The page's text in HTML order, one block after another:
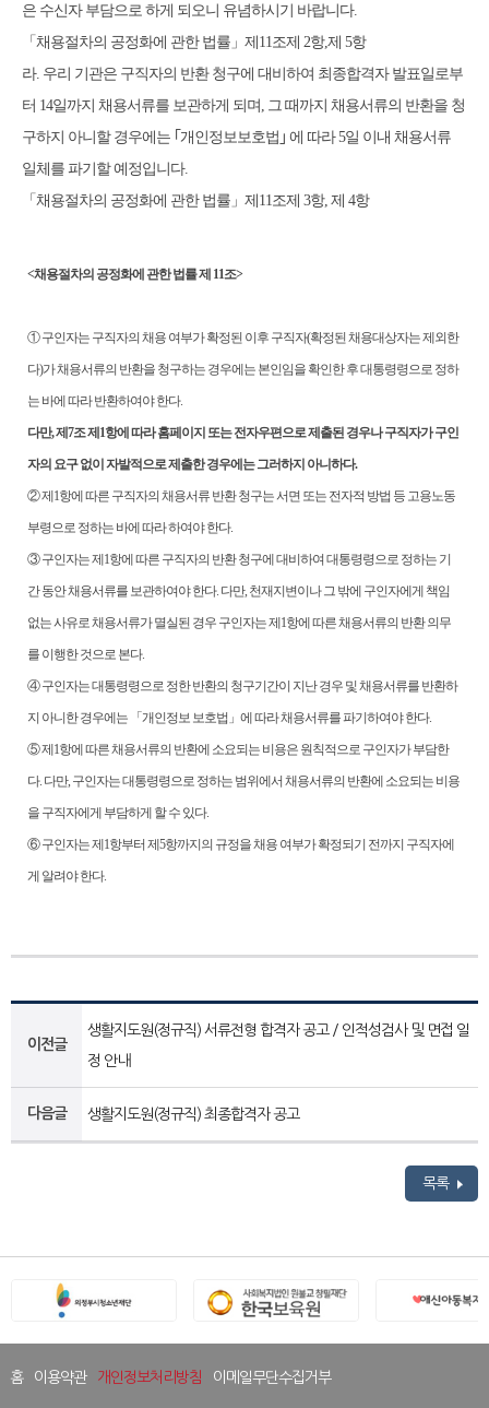
은 수신자 부담으로 하게 되오니 유념하시기 바랍니다.
「 채용절차의 공정화에 관한 법률 」 제 11 조제 2항,제 5항
라. 우리 기관은 구직자의 반환 청구에 대비하여 최종합격자 발표일로부
터 14일까지 채용서류를 보관하게 되며
그 때까지 채용서류의 반환을 청
구하지 아니할 경우에는 ｢ 개인정보보호법 ｣ 에 따라5일 이내 채용서류
일체를 파기할 예정입니다.
「 채용절차의 공정화에 관한 법률 」 제 11 조제 3항, 제 4항
<채용절차의 공정화에 관한 법률 제 11조>
①구인자는 구직자의 채용 여부가 확정된 이후 구직자(확정된 채용대상자는 제외한
다)가 채용서류의 반환을 청구하는 경우에는 본인임을 확인한 후 대통령령으로 정하
는 바에 따라 반환하여야 한다.
다만,제 7조 제 1항에 따라 홈페이지 또는 전자우편으로 제출된 경우나구직자가 구인
자의 요구 없이 자발적으로 제출한 경우에는 그러하지 아니하다.
②제 1항에 따른 구직자의 채용서류 반환 청구는 서면 또는 전자적 방법 등 고용노동
부령으로 정하는 바에 따라 하여야 한다.
③구인자는 제 1항에 따른 구직자의 반환 청구에 대비하여 대통령령으로 정하는 기
간 동안 채용서류를 보관하여야 한다. 다만, 천재지변이나 그 밖에 구인자에게 책임
없는 사유로 채용서류가 멸실된 경우 구인자는 제 1항에 따른 채용서류의 반환 의무
를 이행한 것으로 본다.
④구인자는 대통령령으로 정한 반환의 청구기간이 지난 경우 및 채용서류를 반환하
지 아니한 경우에는 「 개인정보 보호법 」 에 따라 채용서류를 파기하여야 한다.
⑤제 1항에 따른 채용서류의 반환에 소요되는 비용은 원칙적으로 구인자가 부담한
다. 다만, 구인자는 대통령령으로 정하는 범위에서 채용서류의 반환에 소요되는 비용
을 구직자에게 부담하게 할 수 있다.
⑥구인자는 제 1항부터 제 5항까지의 규정을 채용 여부가 확정되기 전까지 구직자에
게 알려야 한다.
이전글
생활지도원(정규직) 서류전형 합격자 공고 / 인적성검사 및 면접 일
정 안내
다음글 생활지도원(정규직) 최종합격자 공고
목록
홈 이용약관 개인정보처리방침 이메일무단수집거부